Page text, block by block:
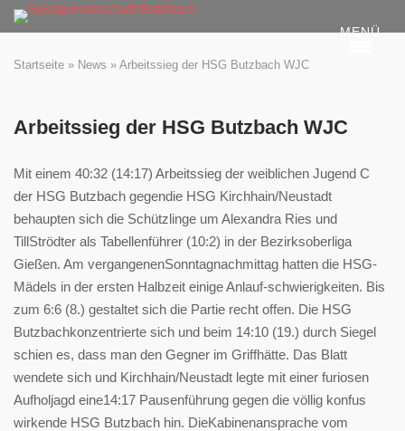
Skip
to
Startseite » News » Arbeitssieg der HSG Butzbach WJC
Arbeitssieg der HSG Butzbach WJC
Mit einem 40:32 (14:17) Arbeitssieg der weiblichen Jugend C
der HSG Butzbach gegendie HSG Kirchhain/Neustadt
behaupten sich die Schützlinge um Alexandra Ries und
TillStrödter als Tabellenführer (10:2) in der Bezirksoberliga
Gießen. Am vergangenenSonntagnachmittag hatten die HSG-
Mädels in der ersten Halbzeit einige Anlauf-schwierigkeiten. Bis
zum 6:6 (8.) gestaltet sich die Partie recht offen. Die HSG
Butzbachkonzentrierte sich und beim 14:10 (19.) durch Siegel
schien es, dass man den Gegner im Griffhätte. Das Blatt
wendete sich und Kirchhain/Neustadt legte mit einer furiosen
Aufholjagd eine14:17 Pausenführung gegen die völlig konfus
wirkende HSG Butzbach hin. DieKabinenansprache vom
MENÜ